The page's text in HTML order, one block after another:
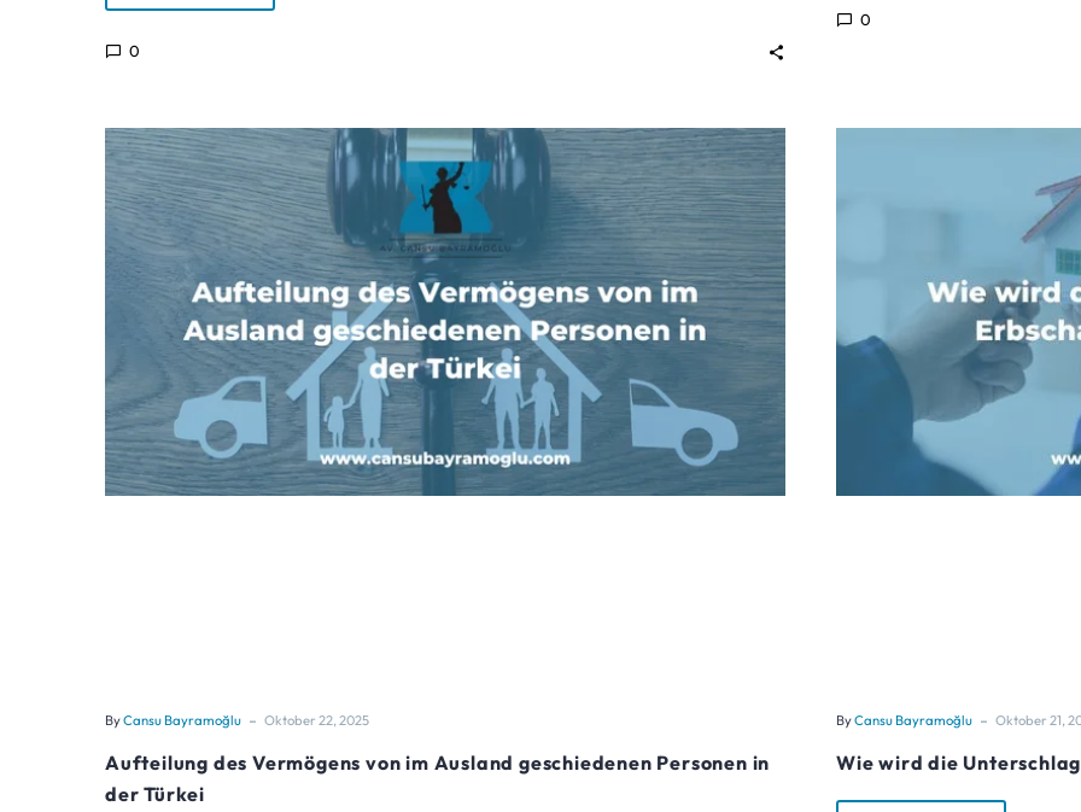
0
0
ByCansu Bayramoğlu - Oktober 22, 2025
Aufteilung des Vermögens von im Ausland geschiedenen Personen in
der Türkei
ByCansu Bayramoğlu - Oktober 21,
Wie wird die